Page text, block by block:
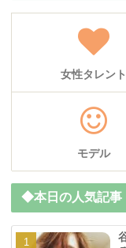
女性タレント
モデル
◆本日の人気記事